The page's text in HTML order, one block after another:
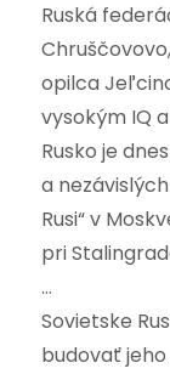
Ruská
opilca
vysokým IQ
Rusko je
a
Rusi“ v
pri
…
Sovietske
budovať jeho